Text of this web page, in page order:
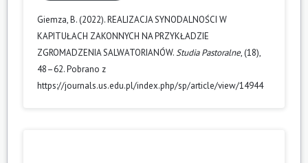
Giemza, B. (2022). REALIZACJA SYNODALNOŚCI W
KAPITUŁACH ZAKONNYCH NA PRZYKŁADZIE
ZGROMADZENIA SALWATORIANÓW.Studia Pastoralne, (18),
48–62. Pobrano z
https://journals.us.edu.pl/index.php/sp/article/view/14944